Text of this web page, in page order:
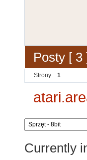
Posty [ 3
Strony 1
Currently